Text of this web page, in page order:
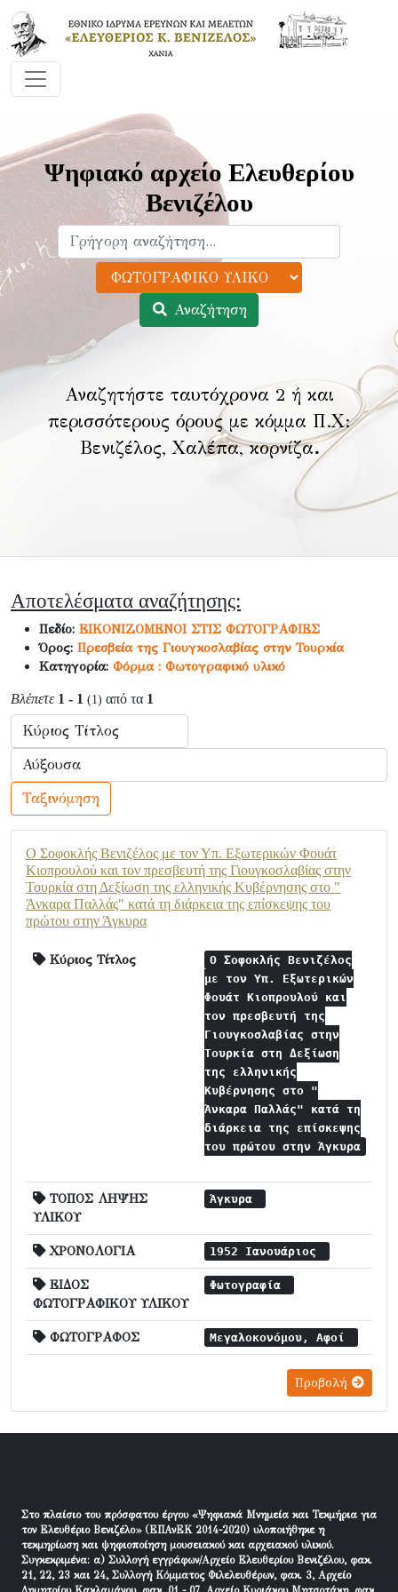
Ψηφιακό αρχείο Ελευθερίου
Βενιζέλου
Αναζήτηση
Αναζητήστε ταυτόχρονα 2 ή και
περισσότερους όρους με κόμμα Π.Χ:
Βενιζέλος, Χαλέπα, κορνίζα.
Αποτελέσματα αναζήτησης:
Πεδίο: ΕΙΚΟΝΙΖΟΜΕΝΟΙ ΣΤΙΣ ΦΩΤΟΓΡΑΦΙΕΣ
Όρος: Πρεσβεία της Γιουγκοσλαβίας στην Τουρκία
Κατηγορία: Φόρμα : Φωτογραφικό υλικό
Βλέπετε 1 - 1 (1) από τα 1
Ταξινόμηση
Ο Σοφοκλής Βενιζέλος με τον Υπ. Εξωτερικών Φουάτ
Κιοπρουλού και τον πρεσβευτή της Γιουγκοσλαβίας στην
Τουρκία στη Δεξίωση της ελληνικής Κυβέρνησης στο "
Άνκαρα Παλλάς" κατά τη διάρκεια της επίσκεψης του
πρώτου στην Άγκυρα
Κύριος Τίτλος
Ο Σοφοκλής Βενιζέλος
με τον Υπ. Εξωτερικών
Φουάτ Κιοπρουλού και
τον πρεσβευτή της
Γιουγκοσλαβίας στην
Τουρκία στη Δεξίωση
της ελληνικής
Κυβέρνησης στο "
Άνκαρα Παλλάς" κατά τη
διάρκεια της επίσκεψης
του πρώτου στην Άγκυρα
ΤΟΠΟΣ ΛΗΨΗΣ
ΥΛΙΚΟΥ
Άγκυρα
ΧΡΟΝΟΛΟΓΙΑ 1952 Ιανουάριος
ΕΙΔΟΣ
ΦΩΤΟΓΡΑΦΙΚΟΥ ΥΛΙΚΟΥ
Φωτογραφία
ΦΩΤΟΓΡΑΦΟΣ Μεγαλοκονόμου, Αφοί
Προβολή
Στο πλαίσιο του πρόσφατου έργου «Ψηφιακά Μνημεία και Τεκμήρια για
τον Ελευθέριο Βενιζέλο» (ΕΠΑνΕΚ 2014-2020) υλοποιήθηκε η
τεκμηρίωση και ψηφιοποίηση μουσειακού και αρχειακού υλικού.
Συγκεκριμένα: α) Συλλογή εγγράφων/Αρχείο Ελευθερίου Βενιζέλου, φακ.
21, 22, 23 και 24, Συλλογή Κόμματος Φιλελευθέρων, φακ. 3, Αρχείο